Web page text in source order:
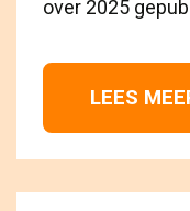
over 2025
LEES